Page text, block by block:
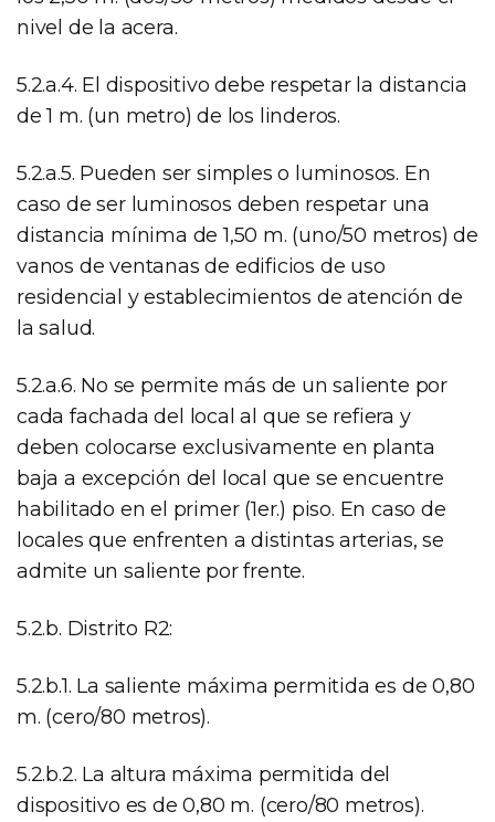
nivel de la acera.
5.2.a.4. El dispositivo debe respetar la distancia
de 1 m. (un metro) de los linderos.
5.2.a.5. Pueden ser simples o luminosos. En
caso de ser luminosos deben respetar una
distancia mínima de 1,50 m. (uno/50 metros) de
vanos de ventanas de edificios de uso
residencial y establecimientos de atención de
la salud.
5.2.a.6. No se permite más de un saliente por
cada fachada del local al que se refiera y
deben colocarse exclusivamente en planta
baja a excepción del local que se encuentre
habilitado en el primer (1er.) piso. En caso de
locales que enfrenten a distintas arterias, se
admite un saliente por frente.
5.2.b. Distrito R2:
5.2.b.1. La saliente máxima permitida es de 0,80
m. (cero/80 metros).
5.2.b.2. La altura máxima permitida del
dispositivo es de 0,80 m. (cero/80 metros).